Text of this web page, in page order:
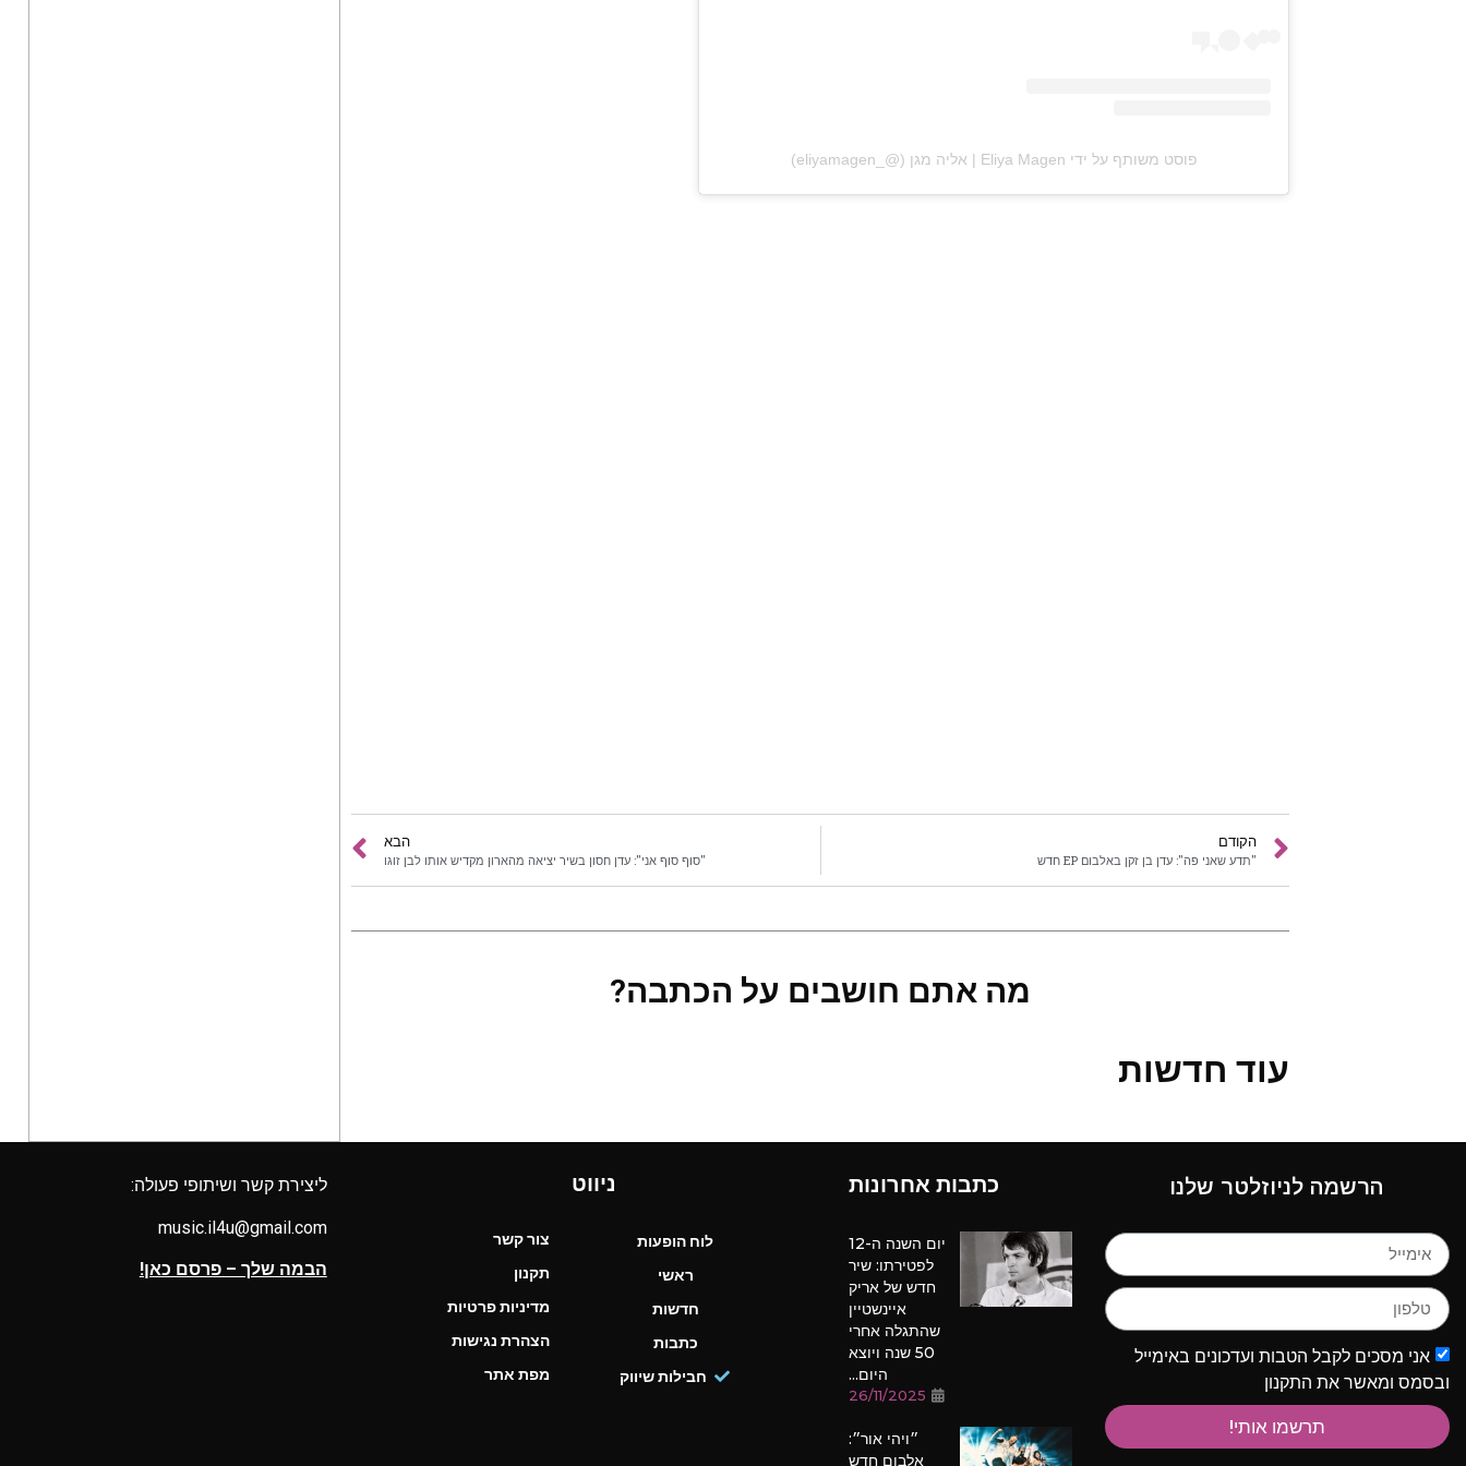
פוסט משותף על ידי ‏‎Eliya Magen | אליה מגן‎‏ (@‏‎eliyamagen_‎‏)
הקודם
"תדע שאני פה": עדן בן זקן באלבום EP חדש
הבא
"סוף סוף אני": עדן חסון בשיר יציאה מהארון מקדיש אותו לבן זוגו
מה אתם חושבים על הכתבה?
עוד חדשות
הרשמה לניוזלטר שלנו
אני מסכים לקבל הטבות ועדכונים באימייל
ובסמס ומאשר את התקנון
תרשמו אותי!
כתבות אחרונות
יום השנה ה-12
לפטירתו: שיר
חדש של אריק
איינשטיין
שהתגלה אחרי
50 שנה ויוצא
היום...
26/11/2025
״ויהי אור״:
אלבום חדש
ניווט
לוח הופעות
ראשי
חדשות
כתבות
חבילות שיווק
צור קשר
תקנון
מדיניות פרטיות
הצהרת נגישות
מפת אתר
ליצירת קשר ושיתופי פעולה:
music.il4u@gmail.com
הבמה שלך – פרסם כאן!